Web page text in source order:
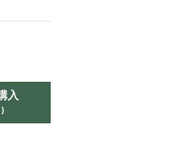
入
)